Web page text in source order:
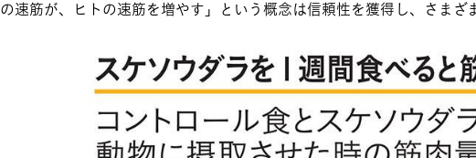
の速筋が、ヒトの速筋を増やす」という概念は信頼性を獲得し、さまざ